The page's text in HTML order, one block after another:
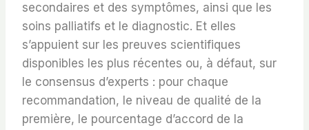
secondaires et des symptômes, ainsi que les
soins palliatifs et le diagnostic. Et elles
s’appuient sur les preuves scientifiques
disponibles les plus récentes ou, à défaut, sur
le consensus d’experts : pour chaque
recommandation, le niveau de qualité de la
première, le pourcentage d’accord de la